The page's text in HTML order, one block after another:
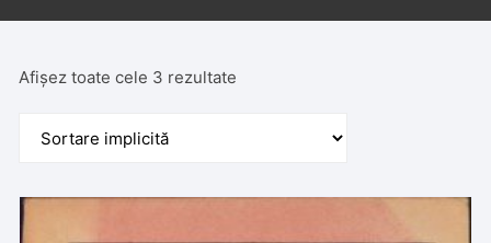
Afișez toate cele 3 rezultate